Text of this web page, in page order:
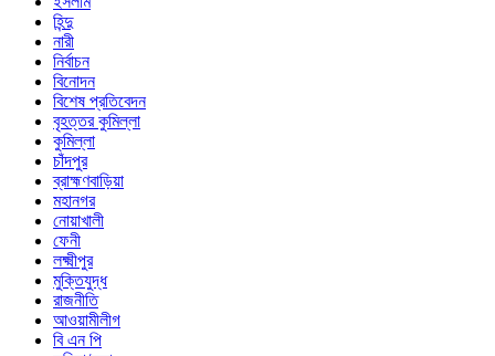
হিন্দু
নারী
নির্বাচন
বিনোদন
বিশেষ প্রতিবেদন
বৃহত্তর কুমিল্লা
কুমিল্লা
চাঁদপুর
ব্রাহ্মণবাড়িয়া
মহানগর
নোয়াখালী
ফেনী
লক্ষ্মীপুর
মুক্তিযুদ্ধ
রাজনীতি
আওয়ামীলীগ
বি এন পি